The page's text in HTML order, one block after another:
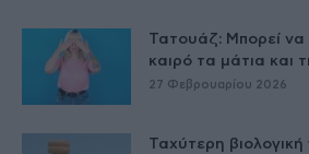
Τατουάζ: Μπορεί
καιρό τα μάτια και
27 Φεβρουαρίου 2026
Ταχύτερη